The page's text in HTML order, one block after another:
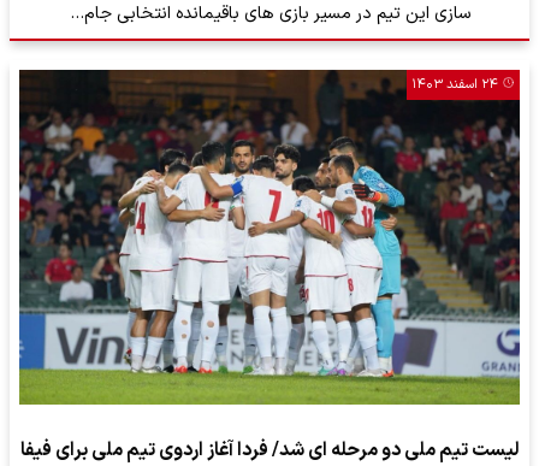
سازی این تیم در مسیر بازی های باقیمانده انتخابی جام…
۲۴ اسفند ۱۴۰۳
لیست تیم ملی دو مرحله ای شد/ فردا آغاز اردوی تیم ملی برای فیفا